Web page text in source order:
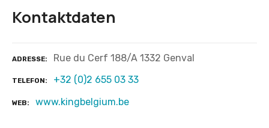
Kontaktdaten
ADRESSE Rue du Cerf 188/A 1332 Genval
TELEFON +32 (0)2 655 03 33
WEB www.kingbelgium.be